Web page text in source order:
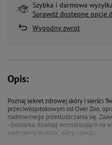
Szybka i darmowa
Sprawdź dostępne opcje
Wygodny zwrot
Opis:
Poznaj sekret zdrowej skóry i sierści
przeciwłojotokowym od Over Zoo,
nadmiernego przetłuszczania się.
- biosiarka, działają normalizująco na
nadmierną tłustość skóry i sierści.